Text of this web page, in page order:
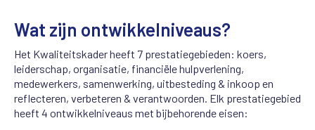
Wat zijn ontwikkelniveaus?
Het Kwaliteitskaderheeft 7 prestatiegebieden: koers,
leiderschap, organisatie, financiële hulpverlening,
medewerkers, samenwerking, uitbesteding & inkoop en
reflecteren, verbeteren & verantwoorden. Elk prestatiegebied
heeft 4 ontwikkelniveaus met bijbehorende eisen: